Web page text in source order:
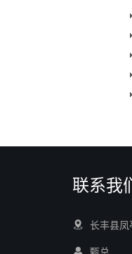
联系我
长丰县
甄总